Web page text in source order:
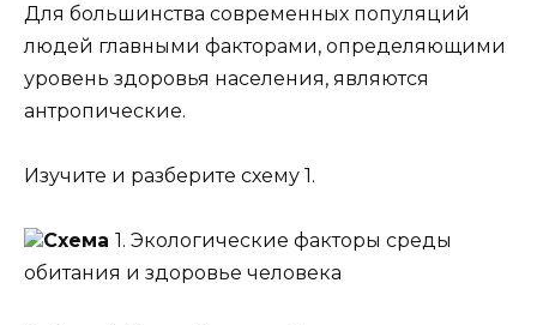
Для большинства современных популяций
людей главными факторами, определяющими
уровень здоровья населения, являются
антропические.
Изучите и разберите схему 1.
Схема 1. Экологические факторы среды
обитания и здоровье человека